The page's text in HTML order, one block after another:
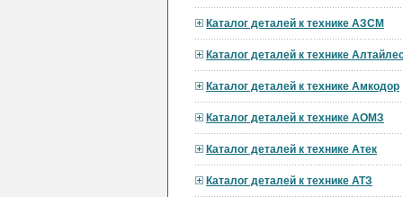
Каталог деталей к технике АЗСМ
Каталог деталей к технике
Каталог деталей к технике Амкодор
Каталог деталей к технике АОМЗ
Каталог деталей к технике Атек
Каталог деталей к технике АТЗ